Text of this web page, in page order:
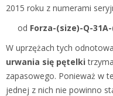
2015 roku z numerami
od Forza-(size)-Q-31A-
W uprzężach tych
urwania się pętelki
zapasowego. Ponieważ w
jednej z nich nie powinno